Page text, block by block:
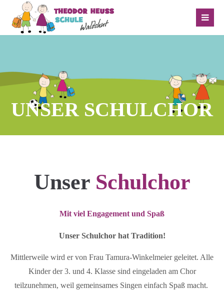
UNSER SCHULCHOR
Unser Schulchor
Mit viel Engagement und Spaß
Unser Schulchor hat Tradition!
Mittlerweile wird er von Frau Tamura-Winkelmeier geleitet. Alle
Kinder der 3. und 4. Klasse sind eingeladen am Chor
teilzunehmen, weil gemeinsames Singen einfach Spaß macht.